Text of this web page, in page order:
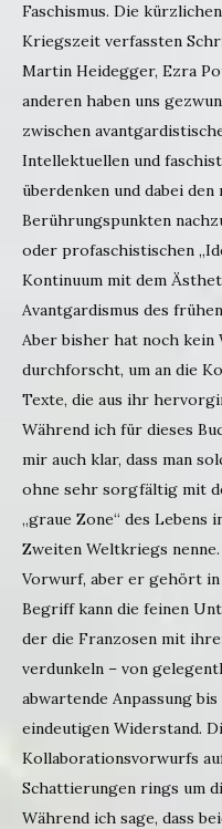
Faschismus. Die
Kriegszeit verfassten
Martin Heidegger, Ezra
anderen haben uns
zwischen
Intellektuellen und
überdenken und dabei
Berührungspunkten
oder profaschistischen
Kontinuum mit dem
Avantgardismus des
Aber bisher hat noch kein
durchforscht, um an die
Texte, die aus ihr
Während ich für dieses
mir auch klar, dass man
ohne sehr sorgfältig mit
„graue Zone“ des Lebens
Zweiten Weltkriegs
Vorwurf, aber er gehört
Begriff kann die feinen
der die Franzosen mit
verdunkeln – von
abwartende Anpassung
eindeutigen Widerstand.
Kollaborationsvorwurfs
Schattierungen rings um
Während ich sage, dass